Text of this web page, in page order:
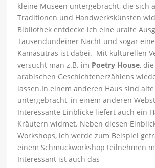
kleine Museen untergebracht, die sich
Traditionen und Handwerkskünsten
Bibliothek entdecke ich eine uralte
Tausendundeiner Nacht und sogar
Kamasutras ist dabei. Mit kulturellen
versucht man z.B. im Poetry House,
arabischen Geschichtenerzählens
lassen.In einem anderen Haus sind
untergebracht, in einem anderen
Interessante Einblicke liefert auch ein
Kräutern widmet. Neben diesen
Workshops, ich werde zum Beispiel
einem Schmuckworkshop teilnehmen
Interessant ist auch das